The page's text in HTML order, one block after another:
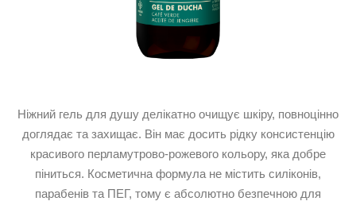
Ніжний гель для душу делікатно очищує шкіру, повноцінно
доглядає та захищає. Він має досить рідку консистенцію
красивого перламутрово-рожевого кольору, яка добре
піниться. Косметична формула не містить силіконів,
парабенів та ПЕГ, тому є абсолютно безпечною для